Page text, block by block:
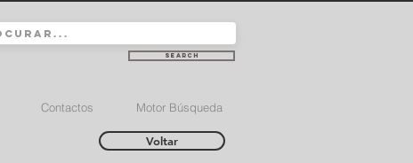
Search
Contactos Motor Búsqueda
Voltar